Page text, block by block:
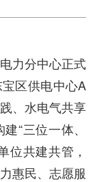
力分中心正式
区供电中心A
、水电气共享
“三位一体、
位共建共管，
惠民、志愿服